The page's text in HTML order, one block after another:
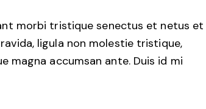
morbi tristique senectus et netus et
ligula non molestie tristique,
magna accumsan ante. Duis id mi